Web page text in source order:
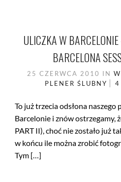
ULICZKA W
BARCELONA
25 CZERWCA 2010 IN
PLENER ŚLUBNY
4
To już trzecia odsłona
Barcelonie i znów ostrzegamy,
PART II), choć nie zostało już
w końcu ile można zrobić
Tym […]